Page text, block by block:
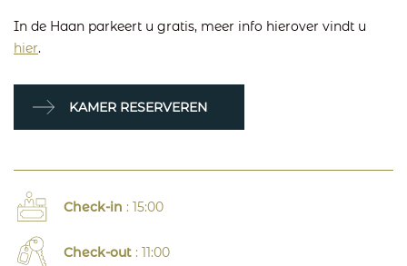
In de Haan parkeert u gratis, meer info hierover vindt u
hier.
KAMER RESERVEREN
Check-in : 15:00
Check-out : 11:00